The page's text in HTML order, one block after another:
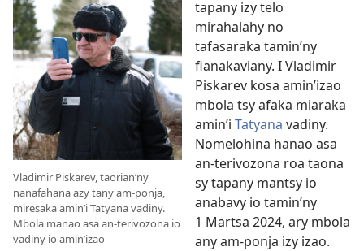
Vladimir Piskarev, taorian’ny
nanafahana azy tany am-ponja,
miresaka amin’i Tatyana vadiny.
Mbola manao asa an-terivozona io
vadiny io amin’izao
tapany izy telo
mirahalahy no
tafasaraka tamin’ny
fianakaviany. I Vladimir
Piskarev kosa amin’izao
mbola tsy afaka miaraka
amin’i Tatyana vadiny.
Nomelohina hanao asa
an-terivozona roa taona
sy tapany mantsy io
anabavy io tamin’ny
1 Martsa 2024, ary mbola
any am-ponja izy izao.